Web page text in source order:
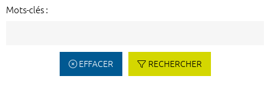
Mots-clés :
EFFACER RECHERCHER